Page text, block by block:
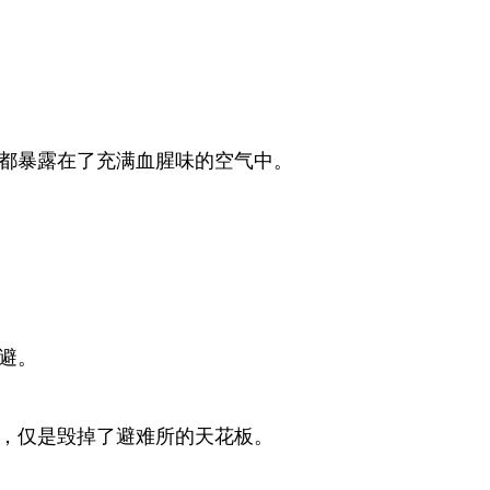
露在了充满血腥味的空气中。
。
是毁掉了避难所的天花板。